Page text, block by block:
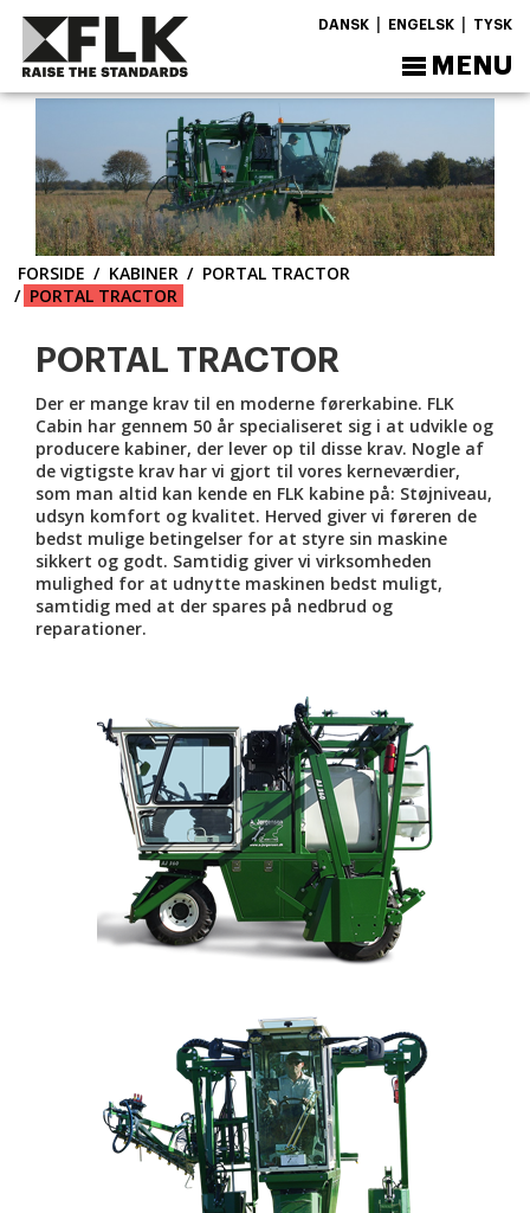
DANSK | ENGELSK | TYSK
MENU
FORSIDE KABINER
PORTAL TRACTOR
PORTAL TRACTOR
PORTAL TRACTOR
Der er mange krav til en moderne førerkabine. FLK
Cabin har gennem 50 år specialiseret sig i at udvikle og
producere kabiner, der lever op til disse krav. Nogle af
de vigtigste krav har vi gjort til vores kerneværdier,
som man altid kan kende en FLK kabine på: Støjniveau,
udsyn komfort og kvalitet. Herved giver vi føreren de
bedst mulige betingelser for at styre sin maskine
sikkert og godt. Samtidig giver vi virksomheden
mulighed for at udnytte maskinen bedst muligt,
samtidig med at der spares på nedbrud og
reparationer.